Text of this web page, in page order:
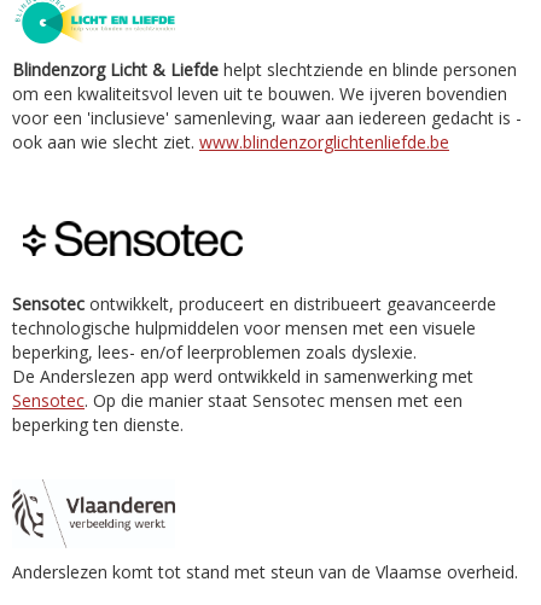
Blindenzorg Licht & Liefde helpt slechtziende en blinde personen
om een kwaliteitsvol leven uit te bouwen. We ijveren bovendien
voor een 'inclusieve' samenleving, waar aan iedereen gedacht is -
ook aan wie slecht ziet. www.blindenzorglichtenliefde.be
Sensotec ontwikkelt, produceert en distribueert geavanceerde
technologische hulpmiddelen voor mensen met een visuele
beperking, lees- en/of leerproblemen zoals dyslexie.
De Anderslezen app werd ontwikkeld in samenwerking met
Sensotec. Op die manier staat Sensotec mensen met een
beperking ten dienste.
Anderslezen komt tot stand met steun van de Vlaamse overheid.